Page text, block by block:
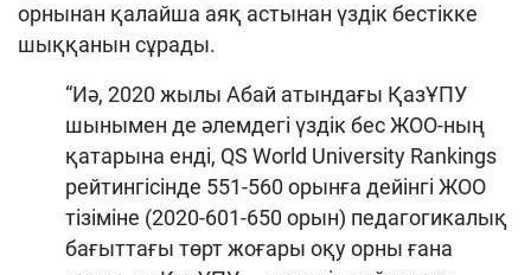
орнынан қалайша аяқ астынан үздік бестікке
шыққанын сұрады.
“Иә, 2020 жылы Абай атындағы ҚазҰПУ
шынымен де әлемдегі үздік бес ЖОО-ның
қатарына енді, QS World University Rankings
рейтингісінде 551-560 орынға дейінгі ЖОО
тізіміне (2020-601-650 орын) педагогикалық
бағыттағы төрт жоғары оқу орны ғана